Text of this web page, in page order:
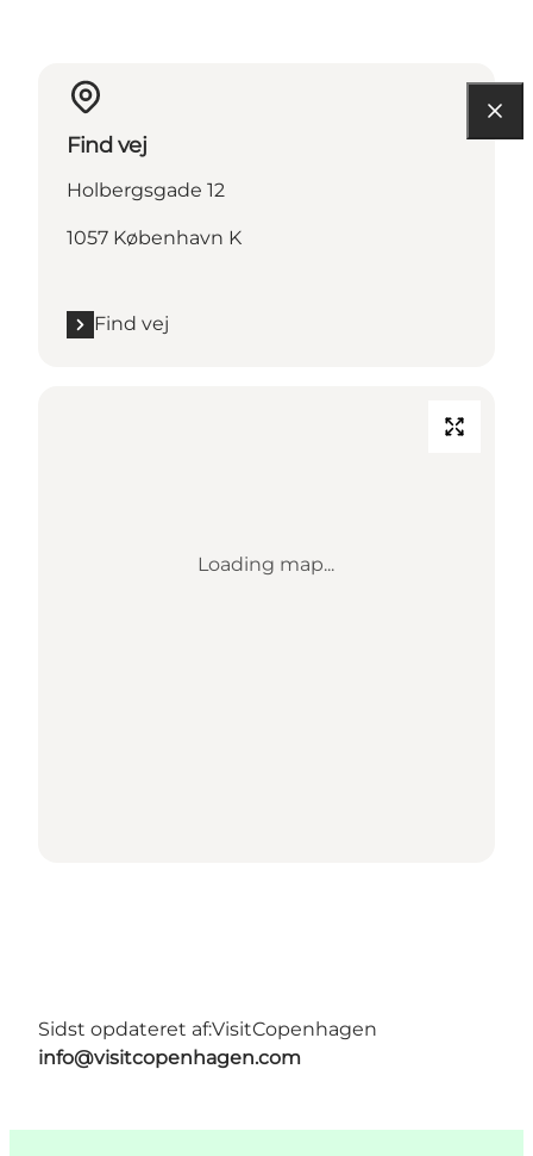
Find vej
Holbergsgade 12
1057 København K
Find vej
Loading map...
Sidst opdateret af:VisitCopenhagen
info@visitcopenhagen.com